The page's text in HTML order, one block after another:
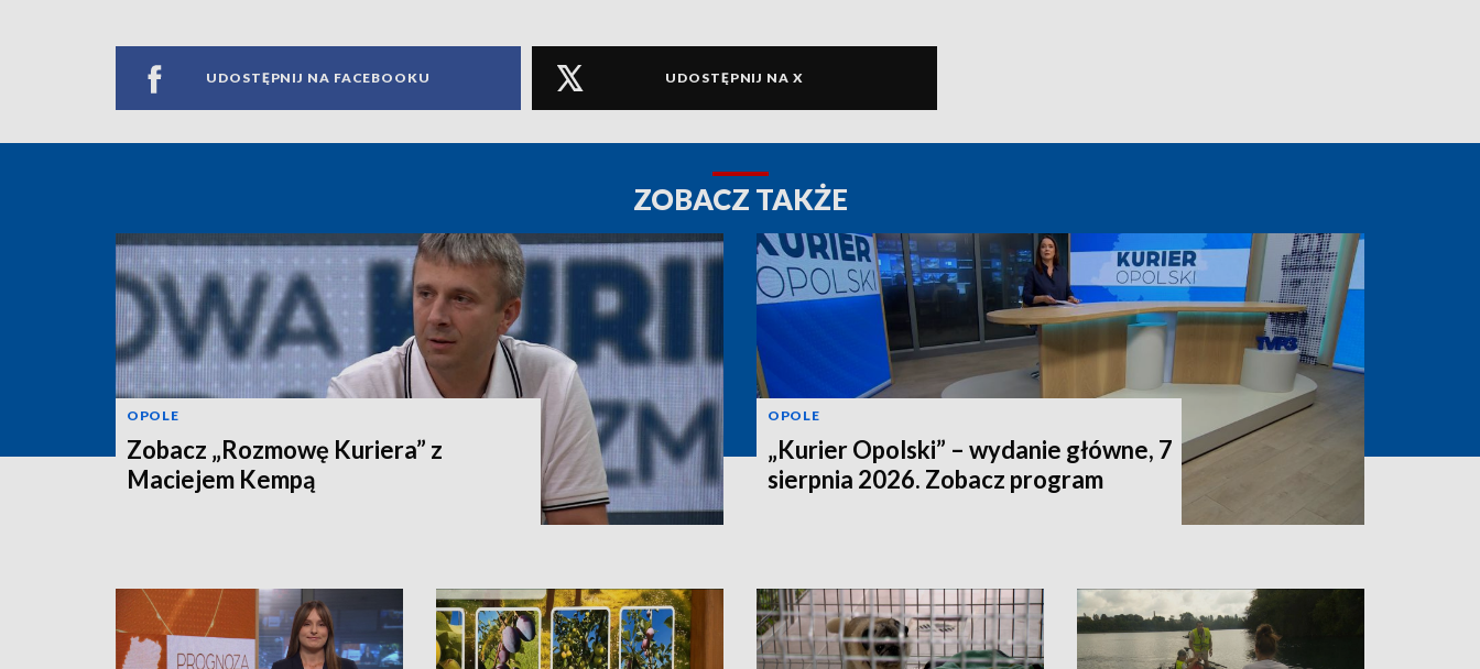
UDOSTĘPNIJ NA FACEBOOKU UDOSTĘPNIJ NA X
ZOBACZ TAKŻE
OPOLE
Zobacz „Rozmowę Kuriera” z
Maciejem Kempą
OPOLE
„Kurier Opolski” – wydanie główne, 7
sierpnia 2026. Zobacz program